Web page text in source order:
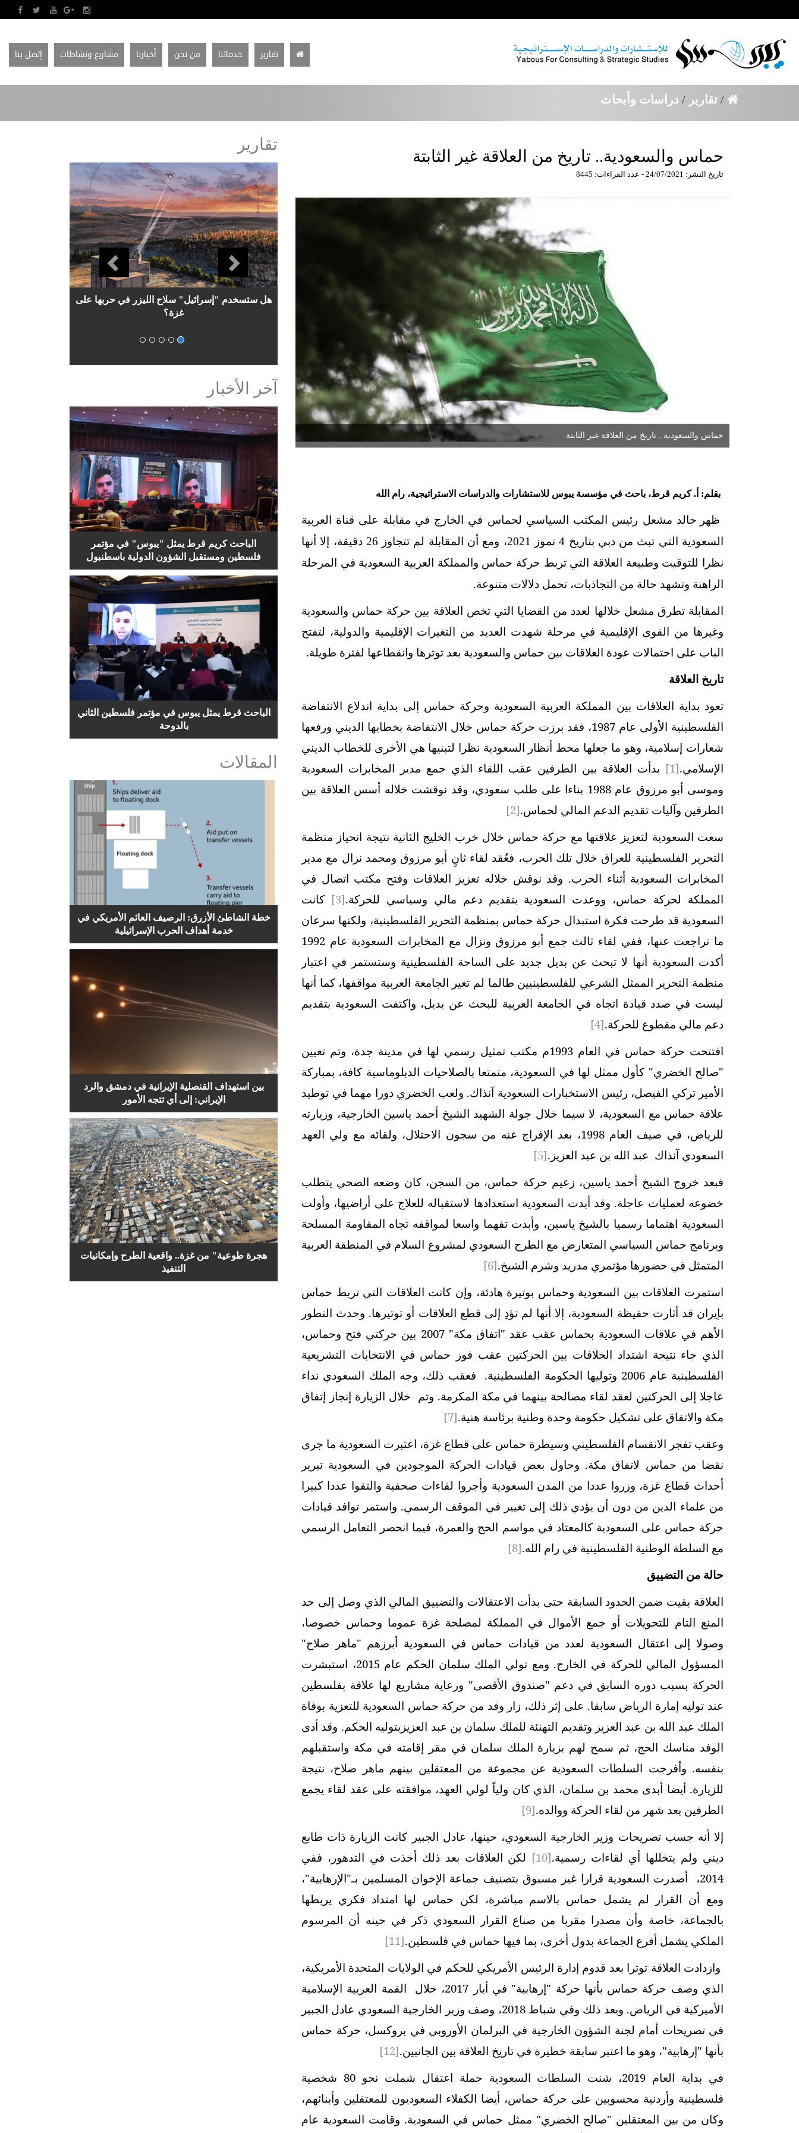
تقارير خدماتنا من نحن أخبارنا مشاريع ونشاطات إتصل بنا
/ تقارير / دراسات وأبحاث
حماس والسعودية.. تاريخ من العلاقة غير الثابتة
تاريخ النشر: 24/07/2021 - عدد القراءات: 8445
حماس والسعودية.. تاريخ من العلاقة غير الثابتة
بقلم: أ. كريم قرط، باحث في مؤسسة يبوس للاستشارات والدراسات الاستراتيجية، رام الله
ظهر خالد مشعل رئيس المكتب السياسي لحماس في الخارج في مقابلة على قناة العربية
السعودية التي تبث من دبي بتاريخ 4 تموز 2021، ومع أن المقابلة لم تتجاوز 26 دقيقة، إلا أنها
نظرا للتوقيت وطبيعة العلاقة التي تربط حركة حماس والمملكة العربية السعودية في المرحلة
الراهنة وتشهد حالة من التجاذبات، تحمل دلالات متنوعة.
المقابلة تطرق مشعل خلالها لعدد من القضايا التي تخص العلاقة بين حركة حماس والسعودية
وغيرها من القوى الإقليمية في مرحلة شهدت العديد من التغيرات الإقليمية والدولية، لتفتح
الباب على احتمالات عودة العلاقات بين حماس والسعودية بعد توترها وانقطاعها لفترة طويلة.
تاريخ العلاقة
تعود بداية العلاقات بين المملكة العربية السعودية وحركة حماس إلى بداية اندلاع الانتفاضة
الفلسطينية الأولى عام 1987، فقد برزت حركة حماس خلال الانتفاضة بخطابها الديني ورفعها
شعارات إسلامية، وهو ما جعلها محط أنظار السعودية نظرا لتبنيها هي الأخرى للخطاب الديني
الإسلامي.[1] بدأت العلاقة بين الطرفين عقب اللقاء الذي جمع مدير المخابرات السعودية
وموسى أبو مرزوق عام 1988 بناءا على طلب سعودي، وقد نوقشت خلاله أسس العلاقة بين
الطرفين وآليات تقديم الدعم المالي لحماس.[2]
سعت السعودية لتعزيز علاقتها مع حركة حماس خلال خرب الخليج الثانية نتيجة انحياز منظمة
التحرير الفلسطينية للعراق خلال تلك الحرب، فعُقد لقاء ثانٍ أبو مرزوق ومحمد نزال مع مدير
المخابرات السعودية أثناء الحرب. وقد نوقش خلاله تعزيز العلاقات وفتح مكتب اتصال في
المملكة لحركة حماس، ووعدت السعودية بتقديم دعم مالي وسياسي للحركة.[3] كانت
السعودية قد طرحت فكرة استبدال حركة حماس بمنظمة التحرير الفلسطينية، ولكنها سرعان
ما تراجعت عنها، ففي لقاء ثالث جمع أبو مرزوق ونزال مع المخابرات السعودية عام 1992
أكدت السعودية أنها لا تبحث عن بديل جديد على الساحة الفلسطينية وستستمر في اعتبار
منظمة التحرير الممثل الشرعي للفلسطينيين طالما لم تغير الجامعة العربية مواقفها، كما أنها
ليست في صدد قيادة اتجاه في الجامعة العربية للبحث عن بديل، واكتفت السعودية بتقديم
دعم مالي مقطوع للحركة.[4]
افتتحت حركة حماس في العام 1993م مكتب تمثيل رسمي لها في مدينة جدة، وتم تعيين
"صالح الخضري" كأول ممثل لها في السعودية، متمتعا بالصلاحيات الدبلوماسية كافة، بمباركة
الأمير تركي الفيصل، رئيس الاستخبارات السعودية آنذاك. ولعب الخضري دورا مهما في توطيد
علاقة حماس مع السعودية، لا سيما خلال جولة الشهيد الشيخ أحمد ياسين الخارجية، وزيارته
للرياض، في صيف العام 1998، بعد الإفراج عنه من سجون الاحتلال، ولقائه مع ولي العهد
السعودي آنذاك عبد الله بن عبد العزيز.[5]
فبعد خروج الشيخ أحمد ياسين، زعيم حركة حماس، من السجن، كان وضعه الصحي يتطلب
خضوعه لعمليات عاجلة. وقد أبدت السعودية استعدادها لاستقباله للعلاج على أراضيها، وأولت
السعودية اهتماما رسميا بالشيخ ياسين، وأبدت تفهما واسعا لمواقفه تجاه المقاومة المسلحة
وبرنامج حماس السياسي المتعارض مع الطرح السعودي لمشروع السلام في المنطقة العربية
المتمثل في حضورها مؤتمري مدريد وشرم الشيخ.[6]
استمرت العلاقات بين السعودية وحماس بوتيرة هادئة، وإن كانت العلاقات التي تربط حماس
بإيران قد أثارت حفيظة السعودية، إلا أنها لم تؤدِ إلى قطع العلاقات أو توتيرها. وحدث التطور
الأهم في علاقات السعودية بحماس عقب عقد "اتفاق مكة" 2007 بين حركتي فتح وحماس،
الذي جاء نتيجة اشتداد الخلافات بين الحركتين عقب فوز حماس في الانتخابات التشريعية
الفلسطينية عام 2006 وتوليها الحكومة الفلسطينية. فعقب ذلك، وجه الملك السعودي نداء
عاجلا إلى الحركتين لعقد لقاء مصالحة بينهما في مكة المكرمة. وتم خلال الزيارة إنجاز إتفاق
مكة والاتفاق على تشكيل حكومة وحدة وطنية برئاسة هنية.[7]
وعقب تفجر الانقسام الفلسطيني وسيطرة حماس على قطاع غزة، اعتبرت السعودية ما جرى
نقضا من حماس لاتفاق مكة. وحاول بعض قيادات الحركة الموجودين في السعودية تبرير
أحداث قطاع غزة، وزروا عددا من المدن السعودية وأجروا لقاءات صحفية والتقوا عددا كبيرا
من علماء الدين من دون أن يؤدي ذلك إلى تغيير في الموقف الرسمي. واستمر توافد قيادات
حركة حماس على السعودية كالمعتاد في مواسم الحج والعمرة، فيما انحصر التعامل الرسمي
مع السلطة الوطنية الفلسطينية في رام الله.[8]
حالة من التضييق
العلاقة بقيت ضمن الحدود السابقة حتى بدأت الاعتقالات والتضييق المالي الذي وصل إلى حد
المنع التام للتحويلات أو جمع الأموال في المملكة لمصلحة غزة عموما وحماس خصوصا،
وصولا إلى اعتقال السعودية لعدد من قيادات حماس في السعودية أبرزهم "ماهر صلاح"
المسؤول المالي للحركة في الخارج. ومع تولي الملك سلمان الحكم عام 2015، استبشرت
الحركة بسبب دوره السابق في دعم "صندوق الأقصى" ورعاية مشاريع لها علاقة بفلسطين
عند توليه إمارة الرياض سابقا. على إثر ذلك، زار وفد من حركة حماس السعودية للتعزية بوفاة
الملك عبد الله بن عبد العزيز وتقديم التهنئة للملك سلمان بن عبد العزيزبتوليه الحكم. وقد أدى
الوفد مناسك الحج، ثم سمح لهم بزيارة الملك سلمان في مقر إقامته في مكة واستقبلهم
بنفسه. وأفرجت السلطات السعودية عن مجموعة من المعتقلين بينهم ماهر صلاح، نتيجة
للزيارة. أيضا أبدى محمد بن سلمان، الذي كان ولياً لولي العهد، موافقته على عقد لقاء يجمع
الطرفين بعد شهر من لقاء الحركة ووالده.[9]
إلا أنه جسب تصريحات وزير الخارجية السعودي، حينها، عادل الجبير كانت الزيارة ذات طابع
ديني ولم يتخللها أي لقاءات رسمية.[10] لكن العلاقات بعد ذلك أخذت في التدهور، ففي
2014، أصدرت السعودية قرارا غير مسبوق بتصنيف جماعة الإخوان المسلمين بـ"الإرهابية"،
ومع أن القرار لم يشمل حماس بالاسم مباشرة، لكن حماس لها امتداد فكري يربطها
بالجماعة، خاصة وأن مصدرا مقربا من صناع القرار السعودي ذكر في حينه أن المرسوم
الملكي يشمل أفرع الجماعة بدول أخرى، بما فيها حماس في فلسطين.[11]
وازدادت العلاقة توترا بعد قدوم إدارة الرئيس الأمريكي للحكم في الولايات المتحدة الأمريكية،
الذي وصف حركة حماس بأنها حركة "إرهابية" في أيار 2017، خلال القمة العربية الإسلامية
الأميركية في الرياض. وبعد ذلك وفي شباط 2018، وصف وزير الخارجية السعودي عادل الجبير
في تصريحات أمام لجنة الشؤون الخارجية في البرلمان الأوروبي في بروكسل، حركة حماس
بأنها "إرهابية"، وهو ما اعتبر سابقة خطيرة في تاريخ العلاقة بين الجانبين.[12]
في بداية العام 2019، شنت السلطات السعودية حملة اعتقال شملت نحو 80 شخصية
فلسطينية وأردنية محسوبين على حركة حماس، أيضا الكفلاء السعوديون للمعتقلين وأبنائهم،
وكان من بين المعتقلين "صالح الخضري" ممثل حماس في السعودية. وقامت السعودية عام
تقارير
دراسة تحليلية: حماس والنظام السوري..علاقة
مضطربة
Next
آخر الأخبار
الباحث كريم قرط يمثل "يبوس" في مؤتمر
فلسطين ومستقبل الشؤون الدولية باسطنبول
الباحث قرط يمثل يبوس في مؤتمر فلسطين الثاني
بالدوحة
المقالات
خطة الشاطئ الأزرق: الرصيف العائم الأمريكي في
خدمة أهداف الحرب الإسرائيلية
بين استهداف القنصلية الإيرانية في دمشق والرد
الإيراني: إلى أي تتجه الأمور
هجرة طوعية" من غزة.. واقعية الطرح وإمكانيات
التنفيذ